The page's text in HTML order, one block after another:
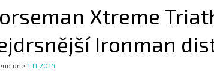
Xtreme
Ironman
dne 1.11.2014